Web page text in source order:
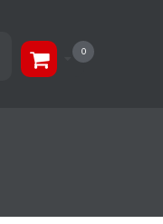
0